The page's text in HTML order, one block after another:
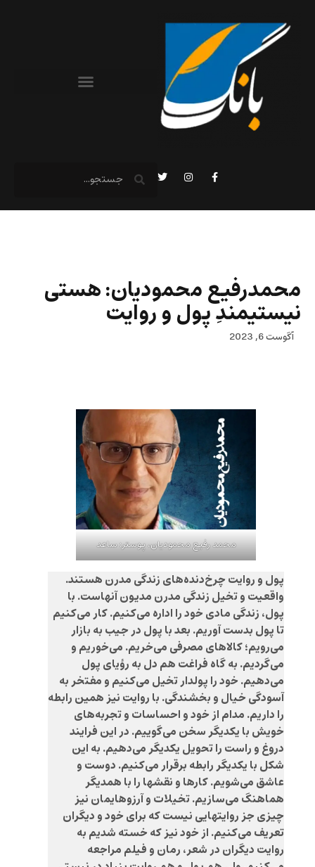
محمدرفیع محمودیان: هستی
نیستیمندِ پول و روایت
آگوست 6, 2023
محمد رفیع محمودیان، پوستر: ساعد
پول و روایت چرخ‌دنده‌های زندگی مدرن هستند.
واقعیت و تخیل زندگی مدرن مدیون آنهاست. با
پول، زندگی مادی خود را اداره می‌کنیم. کار می‌کنیم
تا پول بدست آوریم. بعد با پول در جیب به بازار
می‌رویم؛ کالاهای مصرفی می‌خریم. می‌خوریم و
می‌گردیم. به گاه فراغت هم دل به رؤیای پول
می‌دهیم. خود را پولدار تخیل می‌کنیم و مفتخر به
آسودگی خیال و بخشندگی. با روایت نیز همین رابطه
را داریم. مدام از خود و احساسات و تجربه‌های
خویش با یکدیگر سخن می‌گوییم. در این فرایند
دروغ و راست را تحویل یکدیگر می‌دهیم. به این
شکل با یکدیگر رابطه برقرار می‌کنیم. دوست و
عاشق می‌شویم. کارها و نقشها را با همدیگر
هماهنگ می‌سازیم. تخیلات و آرزوهایمان نیز
چیزی جز روایتهایی نیست که برای خود و دیگران
تعریف می‌کنیم. از خود نیز که خسته شدیم به
روایت دیگران در شعر، رمان و فیلم مراجعه